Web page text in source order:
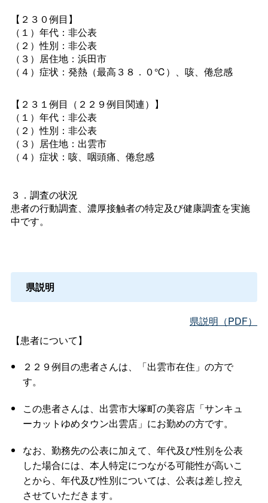
【２３０例目】
（１）年代：非公表
（２）性別：非公表
（３）居住地：浜田市
（４）症状：発熱（最高３８．０℃）、咳、倦怠感
【２３１例目（２２９例目関連）】
（１）年代：非公表
（２）性別：非公表
（３）居住地：出雲市
（４）症状：咳、咽頭痛、倦怠感
３．調査の状況
患者の行動調査、濃厚接触者の特定及び健康調査を実施
中です。
県説明
県説明（PDF）
【患者について】
２２９例目の患者さんは、「出雲市在住」の方で
す。
この患者さんは、出雲市大塚町の美容店「サンキュ
ーカットゆめタウン出雲店」にお勤めの方です。
なお、勤務先の公表に加えて、年代及び性別を公表
した場合には、本人特定につながる可能性が高いこ
とから、年代及び性別については、公表は差し控え
させていただきます。